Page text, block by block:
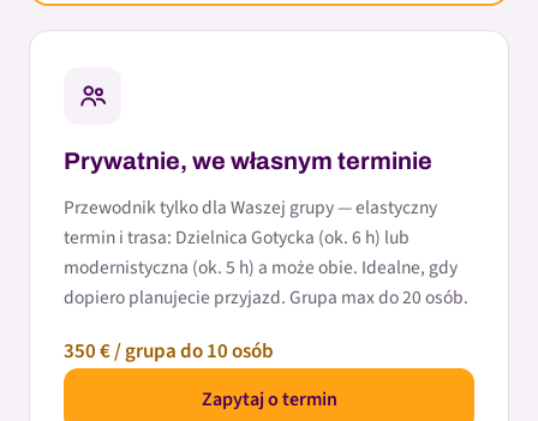
Prywatnie, we własnym terminie
Przewodnik tylko dla Waszej grupy — elastyczny
termin i trasa: Dzielnica Gotycka (ok. 6 h) lub
modernistyczna (ok. 5 h) a może obie. Idealne, gdy
dopiero planujecie przyjazd. Grupa max do 20 osób.
350 € / grupa do 10 osób
Zapytaj o termin